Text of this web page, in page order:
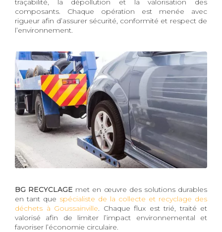
traçabilité, la dépollution et la valorisation des
composants. Chaque opération est menée avec
rigueur afin d’assurer sécurité, conformité et respect de
l’environnement.
BG RECYCLAGE met en œuvre des solutions durables
en tant que spécialiste de la collecte et recyclage des
déchets à Goussainville. Chaque flux est trié, traité et
valorisé afin de limiter l’impact environnemental et
favoriser l’économie circulaire.